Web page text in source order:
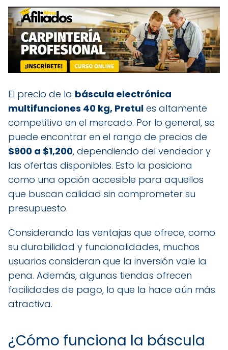
El precio de la báscula electrónica
multifunciones 40 kg, Pretul es altamente
competitivo en el mercado. Por lo general, se
puede encontrar en el rango de precios de
$900 a $1,200, dependiendo del vendedor y
las ofertas disponibles. Esto la posiciona
como una opción accesible para aquellos
que buscan calidad sin comprometer su
presupuesto.
Considerando las ventajas que ofrece, como
su durabilidad y funcionalidades, muchos
usuarios consideran que la inversión vale la
pena. Además, algunas tiendas ofrecen
facilidades de pago, lo que la hace aún más
atractiva.
¿Cómo funciona la báscula